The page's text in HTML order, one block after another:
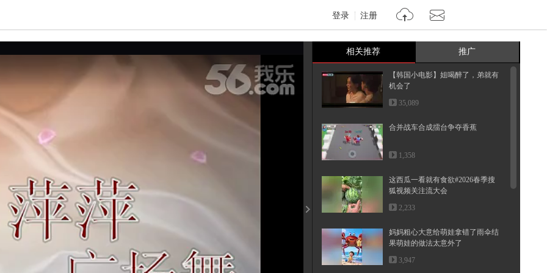
登录 注册
饱和度 100
相关推荐 推广
【韩国小电影】姐喝醉了，弟就有
机会了
35,089
合并战车合成擂台争夺香蕉
1,358
这西瓜一看就有食欲#2026春季搜
狐视频关注流大会
2,233
妈妈粗心大意给萌娃拿错了雨伞结
果萌娃的做法太意外了
3,947